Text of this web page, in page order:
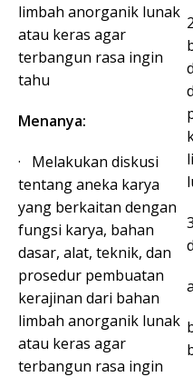
limbah anorganik lunak
atau keras agar
terbangun rasa ingin
tahu
Menanya:
· Melakukan diskusi
tentang aneka karya
yang berkaitan dengan
fungsi karya, bahan
dasar, alat, teknik, dan
prosedur pembuatan
kerajinan dari bahan
limbah anorganik lunak
atau keras agar
terbangun rasa ingin